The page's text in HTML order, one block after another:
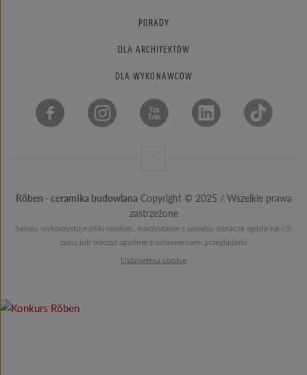
PORADY
DLA ARCHITEKTÓW
DLA WYKONAWCÓW
Röben - ceramika budowlana Copyright © 2025 / Wszelkie prawa
zastrzeżone
Serwis wykorzystuje pliki cookies. Korzystanie z serwisu oznacza zgodę na ich
zapis lub odczyt zgodnie z ustawieniami przeglądarki
Ustawienia cookie